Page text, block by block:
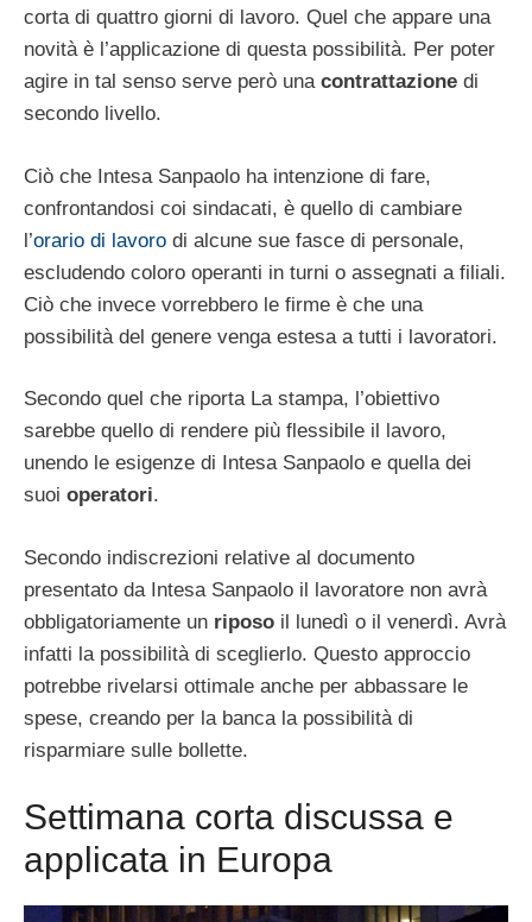
corta di quattro giorni di lavoro. Quel che appare una
novità è l’applicazione di questa possibilità. Per poter
agire in tal senso serve però una contrattazione di
secondo livello.
Ciò che Intesa Sanpaolo ha intenzione di fare,
confrontandosi coi sindacati, è quello di cambiare
l’orario di lavoro di alcune sue fasce di personale,
escludendo coloro operanti in turni o assegnati a filiali.
Ciò che invece vorrebbero le firme è che una
possibilità del genere venga estesa a tutti i lavoratori.
Secondo quel che riporta La stampa, l’obiettivo
sarebbe quello di rendere più flessibile il lavoro,
unendo le esigenze di Intesa Sanpaolo e quella dei
suoi operatori.
Secondo indiscrezioni relative al documento
presentato da Intesa Sanpaolo il lavoratore non avrà
obbligatoriamente un riposo il lunedì o il venerdì. Avrà
infatti la possibilità di sceglierlo. Questo approccio
potrebbe rivelarsi ottimale anche per abbassare le
spese, creando per la banca la possibilità di
risparmiare sulle bollette.
Settimana corta discussa e
applicata in Europa